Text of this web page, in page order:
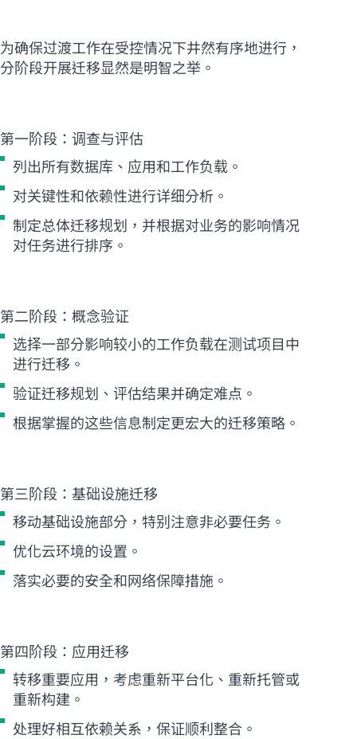
为确保过渡工作在受控情况下井然有序地进行，
分阶段开展迁移显然是明智之举。
第一阶段：调查与评估
列出所有数据库、应用和工作负载。
对关键性和依赖性进行详细分析。
制定总体迁移规划，并根据对业务的影响情况
对任务进行排序。
第二阶段：概念验证
选择一部分影响较小的工作负载在测试项目中
进行迁移。
验证迁移规划、评估结果并确定难点。
根据掌握的这些信息制定更宏大的迁移策略。
第三阶段：基础设施迁移
移动基础设施部分，特别注意非必要任务。
优化云环境的设置。
落实必要的安全和网络保障措施。
第四阶段：应用迁移
转移重要应用，考虑重新平台化、重新托管或
重新构建。
处理好相互依赖关系，保证顺利整合。